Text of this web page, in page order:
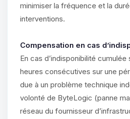
minimiser la fréquence et la
interventions.
Compensation en cas
En cas d’indisponibilité cumulée
heures consécutives sur une
due à un problème technique
volonté de ByteLogic (panne
réseau du fournisseur